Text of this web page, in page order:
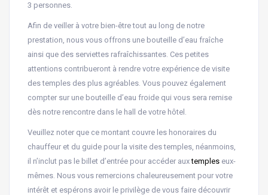
3 personnes.
Afin de veiller à votre bien-être tout au long de notre
prestation, nous vous offrons une bouteille d’eau fraîche
ainsi que des serviettes rafraîchissantes. Ces petites
attentions contribueront à rendre votre expérience de visite
des temples des plus agréables. Vous pouvez également
compter sur une bouteille d’eau froide qui vous sera remise
dès notre rencontre dans le hall de votre hôtel.
Veuillez noter que ce montant couvre les honoraires du
chauffeur et du guide pour la visite des temples, néanmoins,
il n’inclut pas le billet d’entrée pour accéder auxtemples eux-
mêmes. Nous vous remercions chaleureusement pour votre
intérêt et espérons avoir le privilège de vous faire découvrir